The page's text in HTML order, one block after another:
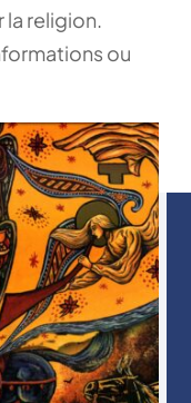
la religion.
ou